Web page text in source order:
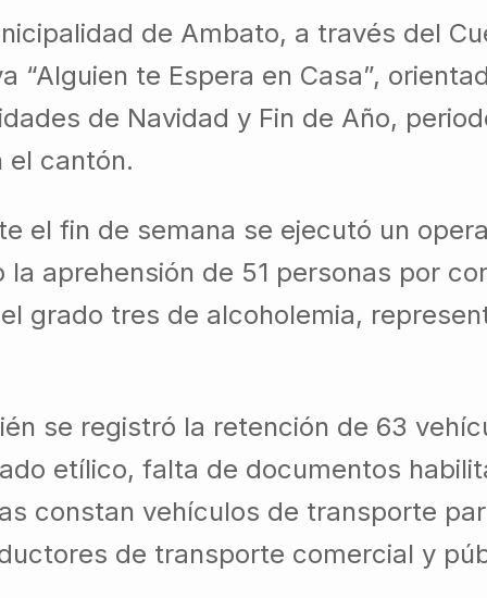
de Ambato, a través del
“Alguien te Espera en Casa”,
de Navidad y Fin de Año,
el cantón.
el fin de semana se ejecutó un
aprehensión de 51 personas por
grado tres de alcoholemia,
se registró la retención de 63
etílico, falta de documentos
constan vehículos de transporte
de transporte comercial y